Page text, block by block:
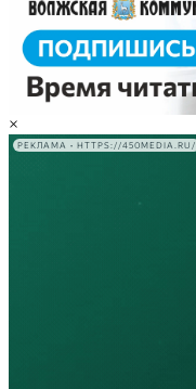
×
РЕКЛАМА • HTTPS://450MEDIA.RU/